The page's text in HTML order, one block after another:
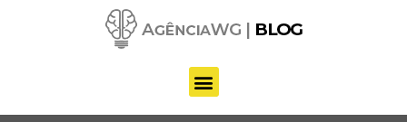
conteúdo